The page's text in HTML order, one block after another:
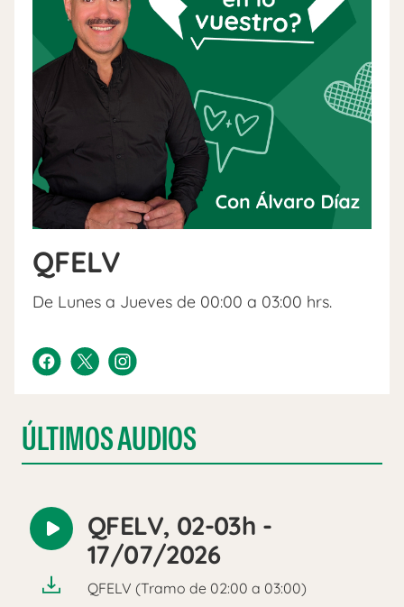
QFELV
De Lunes a Jueves de 00:00 a 03:00 hrs.
ÚLTIMOS AUDIOS
Reproducir
audio
QFELV, 02-03h -
17/07/2026
QFELV (Tramo de 02:00 a 03:00)